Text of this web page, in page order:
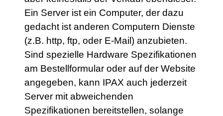
Ein Server ist ein Computer, der dazu
gedacht ist anderen Computern Dienste
(z.B. http, ftp, oder E-Mail) anzubieten.
Sind spezielle Hardware Spezifikationen
am Bestellformular oder auf der Website
angegeben, kann IPAX auch jederzeit
Server mit abweichenden
Spezifikationen bereitstellen, solange